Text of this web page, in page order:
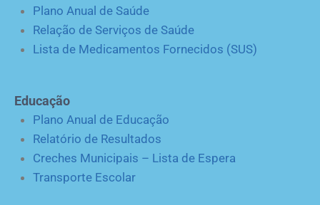
Plano Anual de Saúde
Relação de Serviços de Saúde
Lista de Medicamentos Fornecidos (SUS)
Educação
Plano Anual de Educação
Relatório de Resultados
Creches Municipais – Lista de Espera
Transporte Escolar